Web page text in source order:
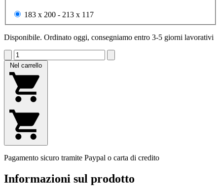
183 x 200 - 213 x 117
Disponibile. Ordinato oggi, consegniamo entro 3-5 giorni lavorativi
Nel carrello
Pagamento sicuro tramite Paypal o carta di credito
Informazioni sul prodotto